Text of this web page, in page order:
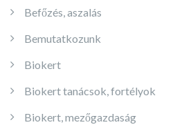
Befőzés, aszalás
Bemutatkozunk
Biokert
Biokert tanácsok, fortélyok
Biokert, mezőgazdaság